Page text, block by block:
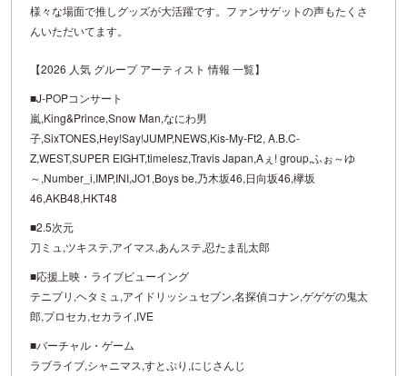
様々な場面で推しグッズが大活躍です。ファンサゲットの声もたくさ
んいただいてます。
【2026 人気 グループ アーティスト 情報 一覧】
■J-POPコンサート
嵐,King&Prince,Snow Man,なにわ男
子,SixTONES,Hey!Say!JUMP,NEWS,Kis-My-Ft2, A.B.C-
Z,WEST,SUPER EIGHT,timelesz,Travis Japan,Aぇ! group,ふぉ～ゆ
～,Number_i,IMP,INI,JO1,Boys be,乃木坂46,日向坂46,欅坂
46,AKB48,HKT48
■2.5次元
刀ミュ,ツキステ,アイマス,あんステ,忍たま乱太郎
■応援上映・ライブビューイング
テニプリ,ヘタミュ,アイドリッシュセブン,名探偵コナン,ゲゲゲの鬼太
郎,プロセカ,セカライ,IVE
■バーチャル・ゲーム
ラブライブ,シャニマス,すとぷり,にじさんじ